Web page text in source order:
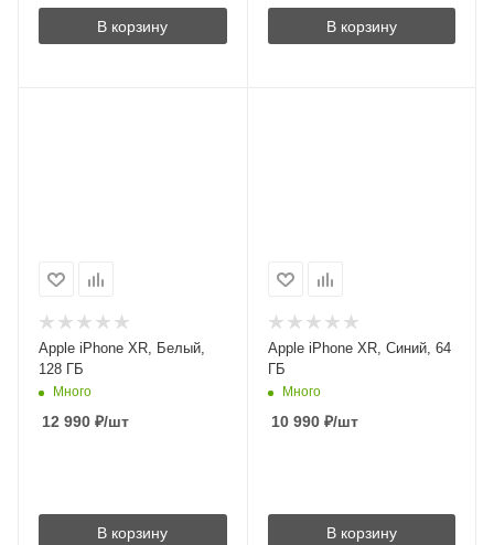
В корзину В корзину
Apple iPhone XR, Белый,
128 ГБ
Много
12 990 ₽/шт
В корзину
Apple iPhone XR, Синий, 64
ГБ
Много
10 990₽/шт
В корзину